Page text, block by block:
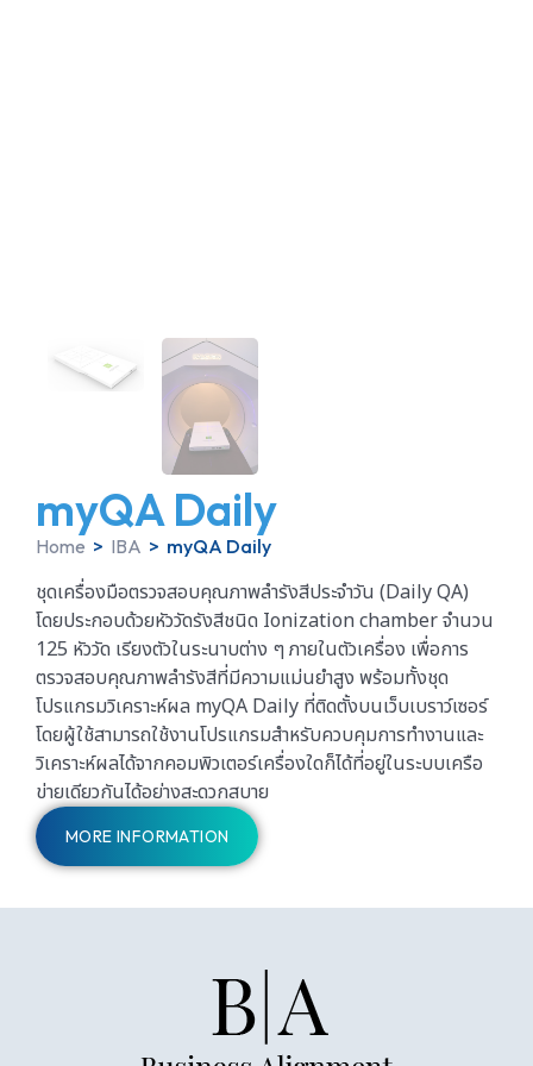
myQA Daily
Home > IBA > myQA Daily
ชุดเครื่องมือตรวจสอบคุณภาพลำรังสีประจำวัน (Daily QA)
โดยประกอบด้วยหัววัดรังสีชนิด Ionization chamber จำนวน
125 หัววัด เรียงตัวในระนาบต่าง ๆ ภายในตัวเครื่อง เพื่อการ
ตรวจสอบคุณภาพลำรังสีที่มีความแม่นยำสูง พร้อมทั้งชุด
โปรแกรมวิเคราะห์ผล myQA Daily ที่ติดตั้งบนเว็บเบราว์เซอร์
โดยผู้ใช้สามารถใช้งานโปรแกรมสำหรับควบคุมการทำงานและ
วิเคราะห์ผลได้จากคอมพิวเตอร์เครื่องใดก็ได้ที่อยู่ในระบบเครือ
ข่ายเดียวกันได้อย่างสะดวกสบาย
MORE INFORMATION